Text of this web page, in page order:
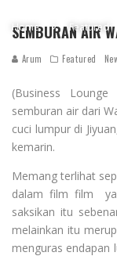
Home Featured
SEMBURAN AIR
Arum Featured
(Business
semburan air dari
cuci lumpur di
kemarin.
Memang terlihat
dalam film film
saksikan itu
melainkan itu
menguras endapan